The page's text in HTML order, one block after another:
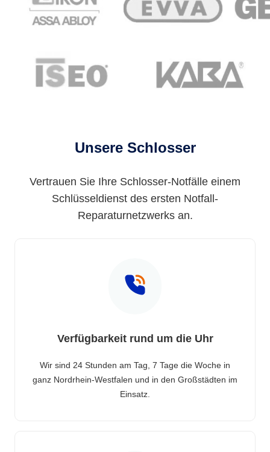
Unsere Schlosser
Vertrauen Sie Ihre Schlosser-Notfälle einem
Schlüsseldienst des ersten Notfall-
Reparaturnetzwerks an.
Verfügbarkeit rund um die Uhr
Wir sind 24 Stunden am Tag, 7 Tage die Woche in
ganz Nordrhein-Westfalen und in den Großstädten im
Einsatz.